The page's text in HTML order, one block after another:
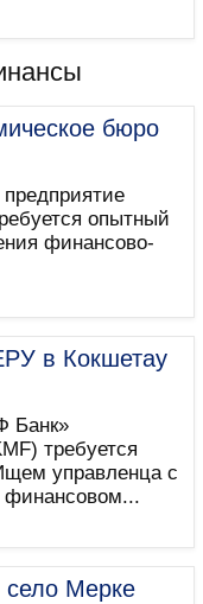
бюро
опытный
финансово-
в Кокшетау
Банк»
требуется
управленца с
финансовом...
село Мерке